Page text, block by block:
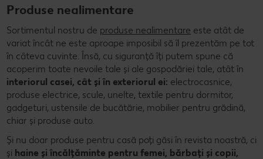
Produse nealimentare
Sortimentul nostru de produse nealimentare este atât de
variat încât ne este aproape imposibil să îl prezentăm pe tot
în câteva cuvinte. Însă, cu siguranță îți putem spune că
acoperim toate nevoile tale și ale gospodăriei tale, atât în
interiorul casei, cât și în exteriorul ei: electrocasnice,
produse electrice, scule, unelte, textile pentru dormitor,
gadgeturi, ustensile de bucătărie, mobilier pentru grădină,
chiar și produse auto.
Și nu doar produse pentru casă poți găsi în revista noastră, ci
și haine și încălțăminte pentru femei, bărbați și copii,